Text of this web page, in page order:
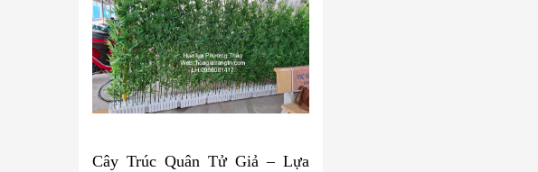
Cây Trúc Quân Tử Giả – Lựa